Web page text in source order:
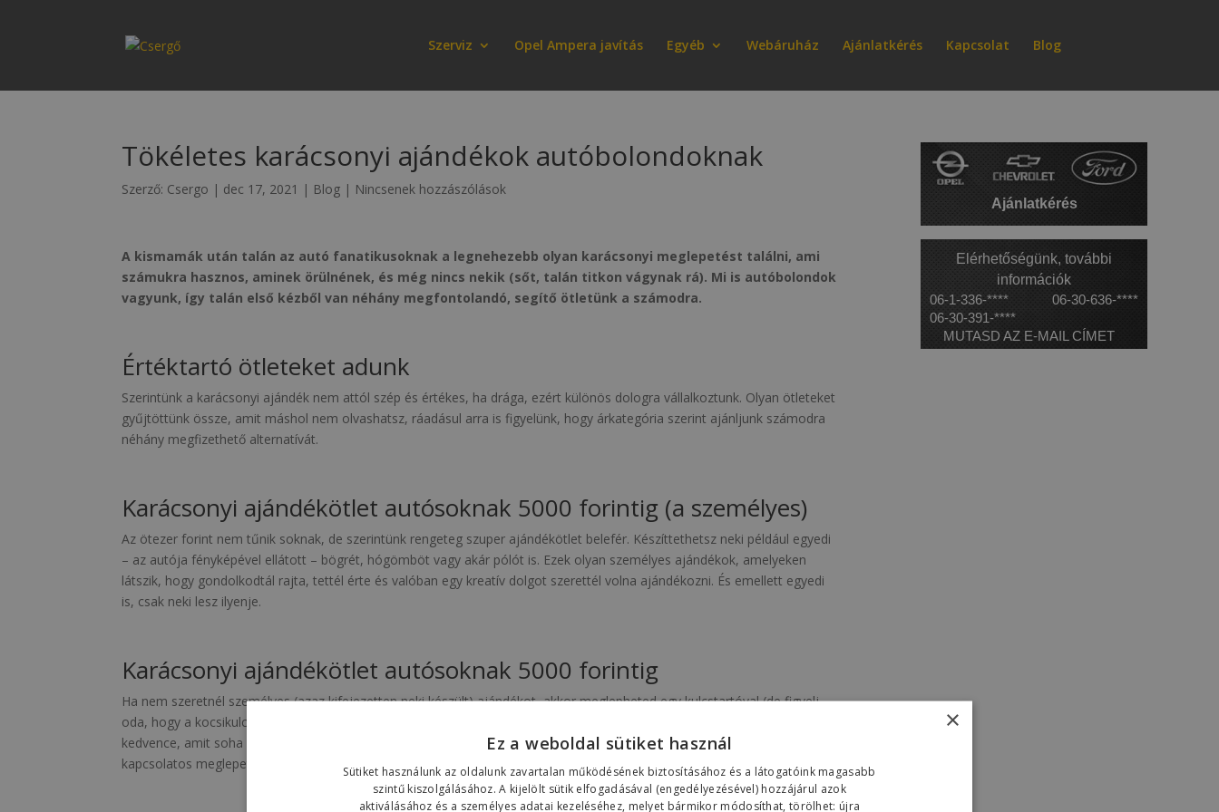
Szerviz Opel Ampera javítás Egyéb Webáruház Ajánlatkérés Kapcsolat Blog
Tökéletes karácsonyi ajándékok autóbolondoknak
Szerző: Csergo | dec 17, 2021 | Blog | Nincsenek hozzászólások
A kismamák után talán az autó fanatikusoknak a legnehezebb olyan karácsonyi meglepetést találni, ami
számukra hasznos, aminek örülnének, és még nincs nekik (sőt, talán titkon vágynak rá). Mi is autóbolondok
vagyunk, így talán első kézből van néhány megfontolandó, segítő ötletünk a számodra.
Értéktartó ötleteket adunk
Szerintünk a karácsonyi ajándék nem attól szép és értékes, ha drága, ezért különös dologra vállalkoztunk. Olyan ötleteket
gyűjtöttünk össze, amit máshol nem olvashatsz, ráadásul arra is figyelünk, hogy árkategória szerint ajánljunk számodra
néhány megfizethető alternatívát.
Karácsonyi ajándékötlet autósoknak 5000 forintig (a személyes)
Az ötezer forint nem tűnik soknak, de szerintünk rengeteg szuper ajándékötlet belefér. Készíttethetsz neki például egyedi
– az autója fényképével ellátott – bögrét, hógömböt vagy akár pólót is. Ezek olyan személyes ajándékok, amelyeken
látszik, hogy gondolkodtál rajta, tettél érte és valóban egy kreatív dolgot szerettél volna ajándékozni. És emellett egyedi
is, csak neki lesz ilyenje.
Karácsonyi ajándékötlet autósoknak 5000 forintig
Ha nem szeretnél személyes (azaz kifejezetten neki készült) ajándékot, akkor meglepheted egy kulcstartóval (de figyelj
oda, hogy a kocsikulcsát hogyan lehet rá feltenni) vagy akár egy olyan Matchboxszal amelyik a saját autója, vagy ami a
kedvence, amit soha nem vett meg magának. Jó ajándék lehet még egy illatosító vagy bármilyen autó ápolással
kapcsolatos meglepetés is, mert ezekkel újjá tudja varázsolni szeretett járművét.
Ajánlatkérés
Elérhetőségünk, további
információk
06-1-336-****
06-30-636-****
06-30-391-****
MUTASD AZ E-MAIL CÍMET
×
Ez a weboldal sütiket használ
Sütiket használunk az oldalunk zavartalan működésének biztosításához és a látogatóink magasabb
szintű kiszolgálásához. A kijelölt sütik elfogadásával (engedélyezésével) hozzájárul azok
aktiválásához és a személyes adatai kezeléséhez, melyet bármikor módosíthat, törölhet: újra